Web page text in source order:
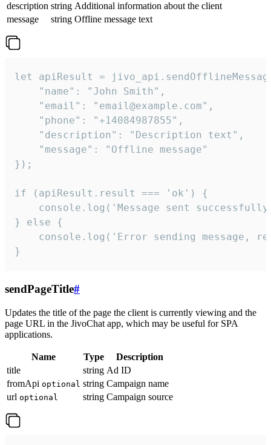
description string Additional information about the client
message
string Offline message text
let apiResult =
    "name": "John Smith",
    "email": "email@example.com",
    "phone": "+14084987855",
    "description": "Description text",
    "message": "Offline message"
});
if (apiResult.result === 'ok') {
console.log('Message sent
} else {
console.log('Error sending message,
}
sendPageTitle#
Updates the title of the page the client is currently viewing and the
page URL in the JivoChat app, which may be useful for SPA
applications.
Name Type
Description
title
string Ad ID
fromApi optional string Campaign name
url optional string Campaign source